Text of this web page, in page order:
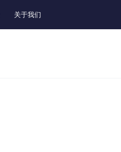
关于我们